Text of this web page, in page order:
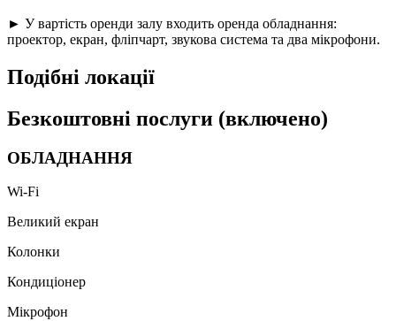
► У вартість оренди залу входить оренда обладнання:
проектор, екран, фліпчарт, звукова система та два мікрофони.
Подібні локації
Безкоштовні послуги (включено)
ОБЛАДНАННЯ
Wi-Fi
Великий екран
Колонки
Кондиціонер
Мікрофон